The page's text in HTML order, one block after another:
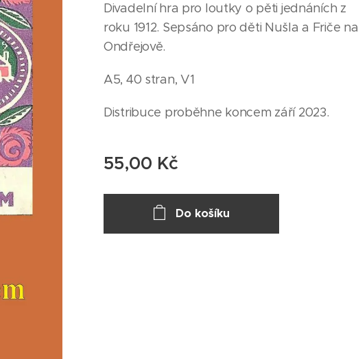
Divadelní hra pro loutky o pěti jednáních z
roku 1912. Sepsáno pro děti Nušla a Friče na
Ondřejově.
A5, 40 stran, V1
Distribuce proběhne koncem září 2023.
55,00 Kč
Do košíku